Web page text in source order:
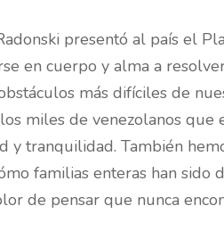
presentó al país el
en cuerpo y alma a
más difíciles de
miles de venezolanos que
y tranquilidad. También
familias enteras han
de pensar que nunca